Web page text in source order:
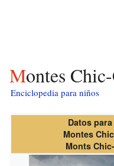
Montes
Enciclopedia para niños
Datos
Montes
Monts